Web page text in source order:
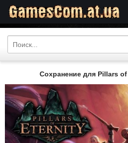
Сохранение для Pillars